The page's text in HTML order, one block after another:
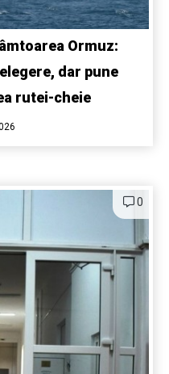
Ormuz:
dar pune
rutei-cheie
0